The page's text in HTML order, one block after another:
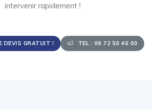
intervenir rapidement !
DEVIS GRATUIT ! TEL : 09 72 50 46 00